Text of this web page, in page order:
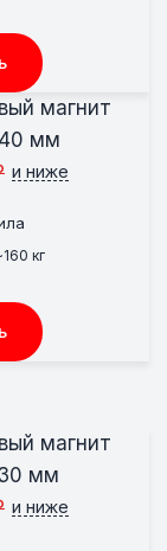
магнит
мм
и ниже
кг
магнит
мм
и ниже